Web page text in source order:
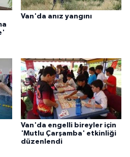
Van'da anız yangını
Van'da engelli bireyler için
'Mutlu Çarşamba' etkinliği
düzenlendi